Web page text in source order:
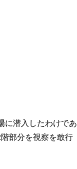
に潜入したわけであ
部分を視察を敢行